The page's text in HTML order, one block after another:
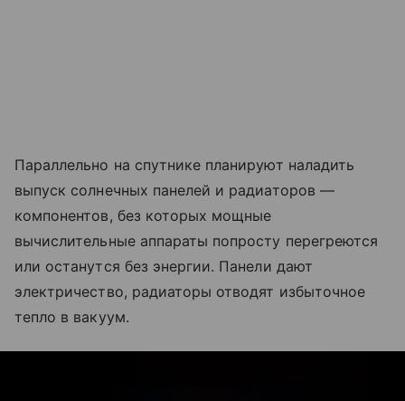
Параллельно на спутнике планируют наладить
выпуск солнечных панелей и радиаторов —
компонентов, без которых мощные
вычислительные аппараты попросту перегреются
или останутся без энергии. Панели дают
электричество, радиаторы отводят избыточное
тепло в вакуум.